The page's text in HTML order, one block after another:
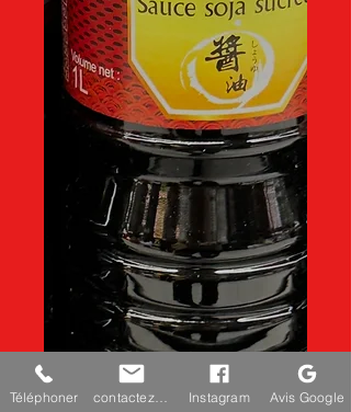
Miyoko sauce soja
Téléphoner contactez-nous Instagram Avis Google